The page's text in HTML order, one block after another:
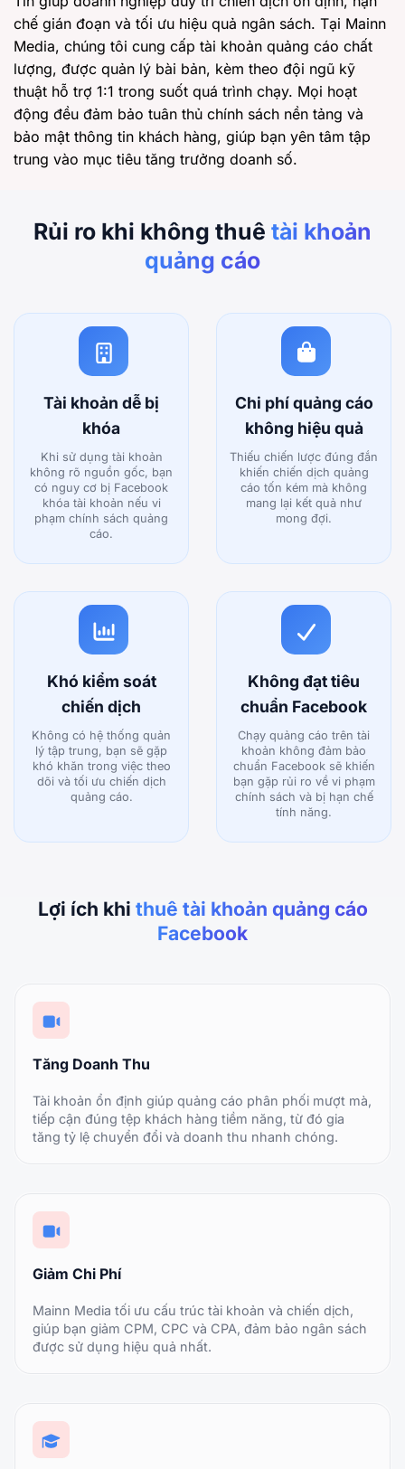
chế gián đoạn và tối ưu hiệu quả ngân sách. Tại Mainn
Media, chúng tôi cung cấp tài khoản quảng cáo chất
lượng, được quản lý bài bản, kèm theo đội ngũ kỹ
thuật hỗ trợ 1:1 trong suốt quá trình chạy. Mọi hoạt
động đều đảm bảo tuân thủ chính sách nền tảng và
bảo mật thông tin khách hàng, giúp bạn yên tâm tập
trung vào mục tiêu tăng trưởng doanh số.
Rủi ro khi không thuê tài khoản
quảng cáo
Tài khoản dễ bị
khóa
Khi sử dụng tài khoản
không rõ nguồn gốc, bạn
có nguy cơ bị Facebook
khóa tài khoản nếu vi
phạm chính sách quảng
cáo.
Chi phí quảng cáo
không hiệu quả
Thiếu chiến lược đúng đắn
khiến chiến dịch quảng
cáo tốn kém mà không
mang lại kết quả như
mong đợi.
Khó kiểm soát
chiến dịch
Không có hệ thống quản
lý tập trung, bạn sẽ gặp
khó khăn trong việc theo
dõi và tối ưu chiến dịch
quảng cáo.
Không đạt tiêu
chuẩn Facebook
Chạy quảng cáo trên tài
khoản không đảm bảo
chuẩn Facebook sẽ khiến
bạn gặp rủi ro về vi phạm
chính sách và bị hạn chế
tính năng.
Lợi ích khi thuê tài khoản quảng cáo
Facebook
Tăng Doanh Thu
Tài khoản ổn định giúp quảng cáo phân phối mượt mà,
tiếp cận đúng tệp khách hàng tiềm năng, từ đó gia
tăng tỷ lệ chuyển đổi và doanh thu nhanh chóng.
Giảm Chi Phí
Mainn Media tối ưu cấu trúc tài khoản và chiến dịch,
giúp bạn giảm CPM, CPC và CPA, đảm bảo ngân sách
được sử dụng hiệu quả nhất.